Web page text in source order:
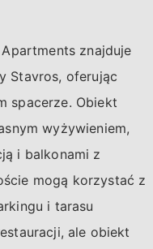
znajduje
Stavros, oferując
spacerze. Obiekt
wyżywieniem,
i balkonami z
mogą korzystać z
i tarasu
ale obiekt